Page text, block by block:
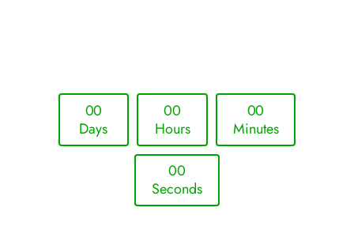
00
Days
00
Hours
00
Minutes
00
Seconds